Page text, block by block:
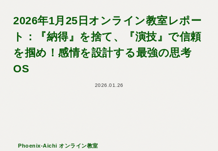
2026年1月25日オンライン教室レポー
ト：『納得』を捨て、『演技』で信頼
を掴め！感情を設計する最強の思考
OS
2026.01.26
Phoenix-Aichi オンライン教室